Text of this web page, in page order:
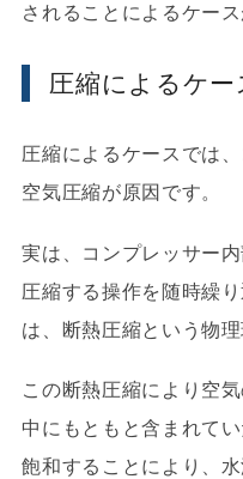
されることによるケース
圧縮によるケー
圧縮によるケースでは
空気圧縮が原因です。
実は、コンプレッサー
圧縮する操作を随時繰
は、断熱圧縮という物理
この断熱圧縮により空
中にもともと含まれて
飽和することにより、